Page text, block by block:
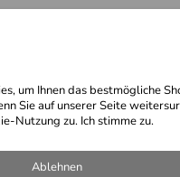
um Ihnen das bestmögliche
Sie auf unserer Seite
Nutzung zu. Ich stimme zu.
Ablehnen